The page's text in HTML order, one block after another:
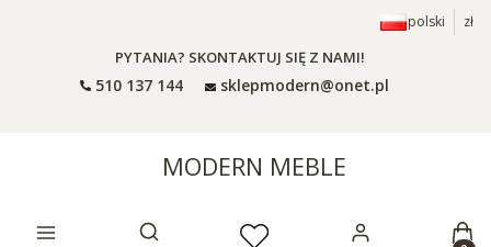
polski zł
PYTANIA? SKONTAKTUJ SIĘ Z NAMI!
510 137 144 sklepmodern@onet.pl
MODERN MEBLE
Otwórz wyszukiwarkę